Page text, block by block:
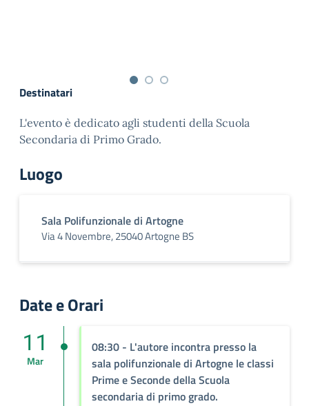
Destinatari
L'evento è dedicato agli studenti della Scuola
Secondaria di Primo Grado.
Luogo
Sala Polifunzionale di Artogne
Via 4 Novembre, 25040 Artogne BS
Date e Orari
08:30 - L'autore incontra presso la
sala polifunzionale di Artogne le classi
Prime e Seconde della Scuola
secondaria di primo grado.
11
Mar